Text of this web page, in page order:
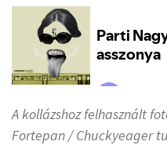
A kollázshoz felhasznált
Fortepan / Chuckyeager